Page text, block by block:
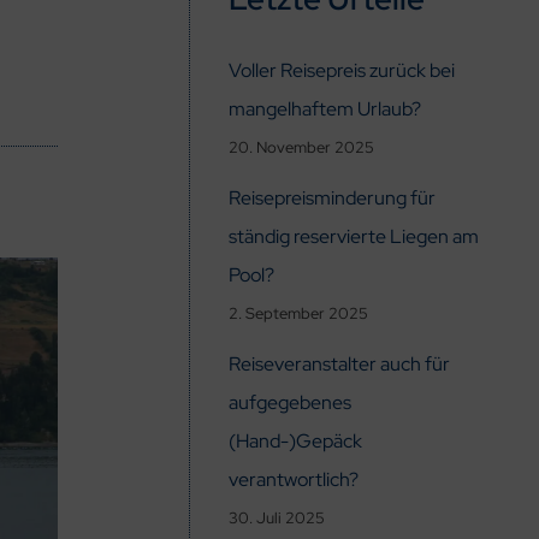
Voller Reisepreis zurück bei
mangelhaftem Urlaub?
20. November 2025
Reisepreisminderung für
ständig reservierte Liegen am
Pool?
2. September 2025
Reiseveranstalter auch für
aufgegebenes
(Hand-)Gepäck
verantwortlich?
30. Juli 2025